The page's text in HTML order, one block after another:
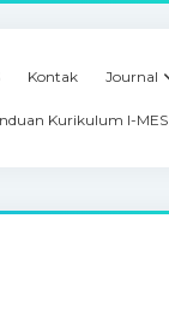
Kontak Journal
Kurikulum I-MES